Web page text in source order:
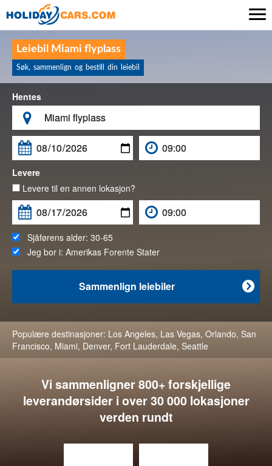
Leiebil Miami flyplass
Søk, sammenlign og bestill din leiebil
Hentes


Levere
Levere til en annen lokasjon?
Sjåførens alder: 30-65
Jeg bor i: Amerikas Forente Stater

Sammenlign leiebiler
Populære destinasjoner: Los Angeles, Las Vegas, Orlando, San
Francisco, Miami, Denver, Fort Lauderdale, Seattle
Vi sammenligner 800+ forskjellige
leverandørsider i over 30 000 lokasjoner
verden rundt